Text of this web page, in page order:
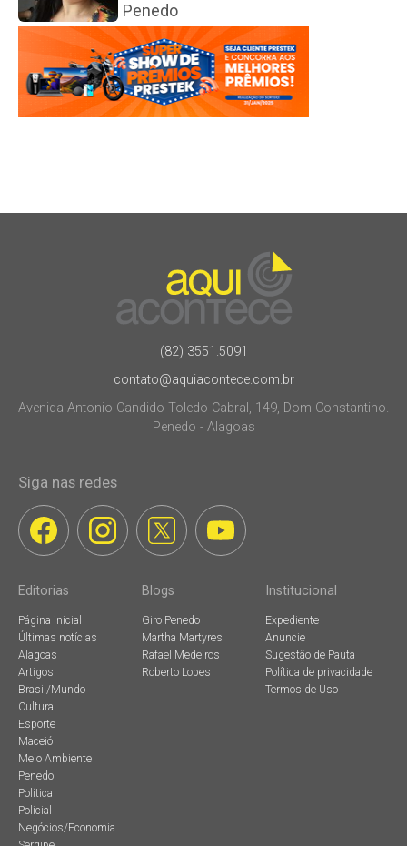
Penedo
(82) 3551.5091
contato@aquiacontece.com.br
Avenida Antonio Candido Toledo Cabral, 149, Dom Constantino.
Penedo - Alagoas
Siga nas redes
Editorias
Página inicial
Últimas notícias
Alagoas
Artigos
Brasil/Mundo
Cultura
Esporte
Maceió
Meio Ambiente
Penedo
Política
Policial
Negócios/Economia
Blogs
Giro Penedo
Martha Martyres
Rafael Medeiros
Roberto Lopes
Institucional
Expediente
Anuncie
Sugestão de Pauta
Política de privacidade
Termos de Uso